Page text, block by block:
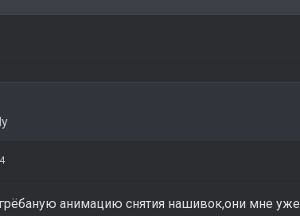
анимацию снятия нашивок,они мне уже